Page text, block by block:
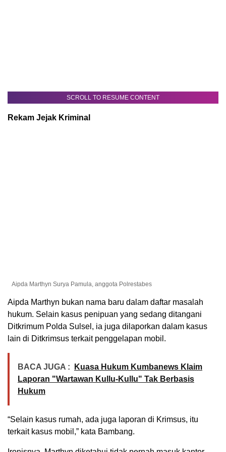
SCROLL TO RESUME CONTENT
Rekam Jejak Kriminal
Aipda Marthyn Surya Pamula, anggota Polrestabes
Aipda Marthyn bukan nama baru dalam daftar masalah
hukum. Selain kasus penipuan yang sedang ditangani
Ditkrimum Polda Sulsel, ia juga dilaporkan dalam kasus
lain di Ditkrimsus terkait penggelapan mobil.
BACA JUGA :
Kuasa Hukum Kumbanews Klaim
Laporan "Wartawan Kullu-Kullu" Tak Berbasis
Hukum
“Selain kasus rumah, ada juga laporan di Krimsus, itu
terkait kasus mobil,” kata Bambang.